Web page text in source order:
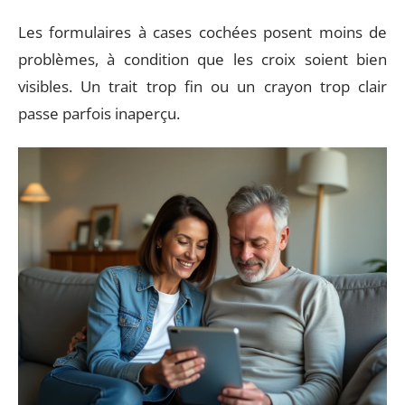
Les formulaires à cases cochées posent moins de
problèmes, à condition que les croix soient bien
visibles. Un trait trop fin ou un crayon trop clair
passe parfois inaperçu.